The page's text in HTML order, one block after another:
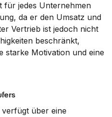
für jedes Unternehmen
da er den Umsatz und
Vertrieb ist jedoch nicht
beschränkt,
starke Motivation und eine
über eine